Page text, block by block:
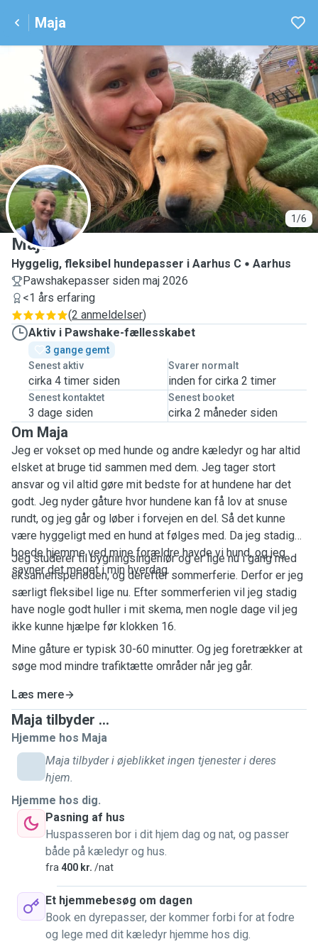
Maja
1/6
M
Maja
Hyggelig, fleksibel hundepasser i Aarhus C
Aarhus
Pawshakepasser siden maj 2026
<1 års erfaring
(2 anmeldelser)
Aktiv i Pawshake-fællesskabet
3 gange gemt
Senest aktiv
cirka 4 timer siden
Svarer normalt
inden for cirka 2 timer
Senest kontaktet
3 dage siden
Senest booket
cirka 2 måneder siden
Om Maja
Jeg er vokset op med hunde og andre kæledyr og har altid
elsket at bruge tid sammen med dem. Jeg tager stort
ansvar og vil altid gøre mit bedste for at hundene har det
godt. Jeg nyder gåture hvor hundene kan få lov at snuse
rundt, og jeg går og løber i forvejen en del. Så det kunne
være hyggeligt med en hund at følges med. Da jeg stadig
boede hjemme ved mine forældre havde vi hund, og jeg
savner det meget i min hverdag.
Jeg studerer til bygningsingeniør og er lige nu i gang med
eksamensperioden, og derefter sommerferie. Derfor er jeg
særligt fleksibel lige nu. Efter sommerferien vil jeg stadig
have nogle godt huller i mit skema, men nogle dage vil jeg
ikke kunne hjælpe før klokken 16.
Mine gåture er typisk 30-60 minutter. Og jeg foretrækker at
søge mod mindre trafiktætte områder når jeg går.
Læs mere
Maja tilbyder ...
Hjemme hos Maja
Maja tilbyder i øjeblikket ingen tjenester i deres
hjem.
Hjemme hos dig.
Pasning af hus
Huspasseren bor i dit hjem dag og nat, og passer
både på kæledyr og hus.
fra 400 kr. /nat
Et hjemmebesøg om dagen
Book en dyrepasser, der kommer forbi for at fodre
og lege med dit kæledyr hjemme hos dig.